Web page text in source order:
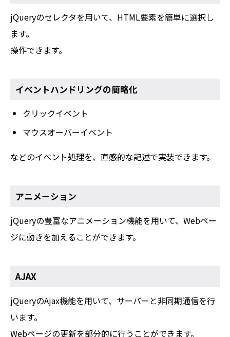
jQueryのセレクタを用いて、HTML要素を簡単に選択し
ます。
操作できます。
イベントハンドリングの簡略化
クリックイベント
マウスオーバーイベント
などのイベント処理を、直感的な記述で実装できます。
アニメーション
jQueryの豊富なアニメーション機能を用いて、Webペー
ジに動きを加えることができます。
AJAX
jQueryのAjax機能を用いて、サーバーと非同期通信を行
います。
Webページの更新を部分的に行うことができます。